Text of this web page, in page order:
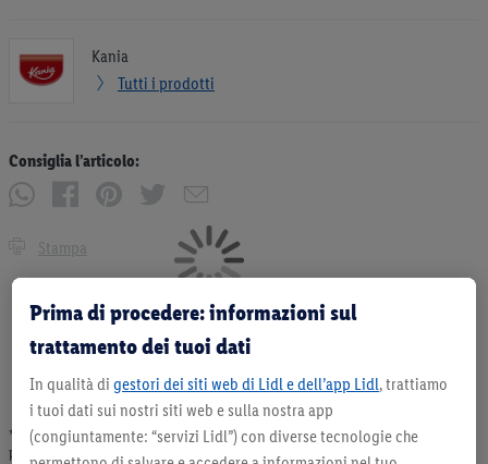
Kania
Tutti i prodotti
Consiglia l’articolo:
Stampa
* Offerta valida fino ad esaurimento scorte. Tutti i prezzi senza decorazioni. I
prodotti qui reclamizzati, soprattutto quelli non-food, non fanno sempre parte
Prima di procedere: informazioni sul
trattamento dei tuoi dati
In qualità di gestori dei siti web di Lidl e dell’app Lidl, trattiamo
i tuoi dati sui nostri siti web e sulla nostra app
(congiuntamente: “servizi Lidl”) con diverse tecnologie che